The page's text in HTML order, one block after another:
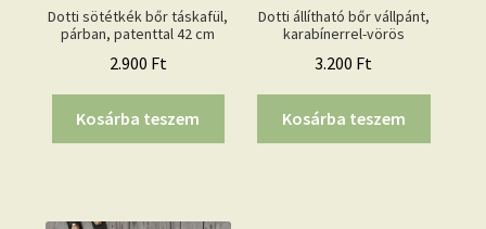
Dotti sötétkék bőr táskafül,
párban, patenttal 42 cm
2.900 Ft
Kosárba teszem
Dotti állítható bőr vállpánt,
karabínerrel-vörös
3.200 Ft
Kosárba teszem